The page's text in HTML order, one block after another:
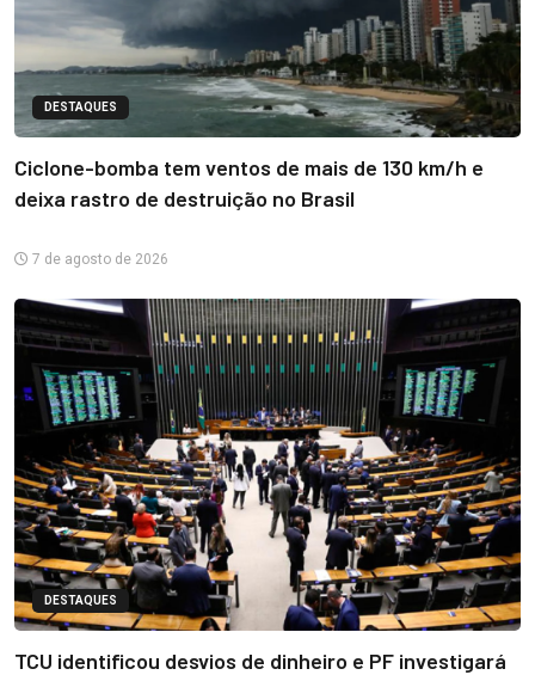
DESTAQUES
Ciclone-bomba tem ventos de mais de 130 km/h e
deixa rastro de destruição no Brasil
7 de agosto de 2026
DESTAQUES
TCU identificou desvios de dinheiro e PF investigará